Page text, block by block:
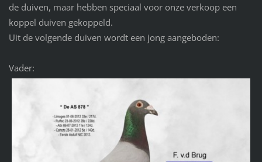
de duiven, maar hebben speciaal voor onze verkoop een
koppel duiven gekoppeld.
Uit de volgende duiven wordt een jong aangeboden:
Vader: